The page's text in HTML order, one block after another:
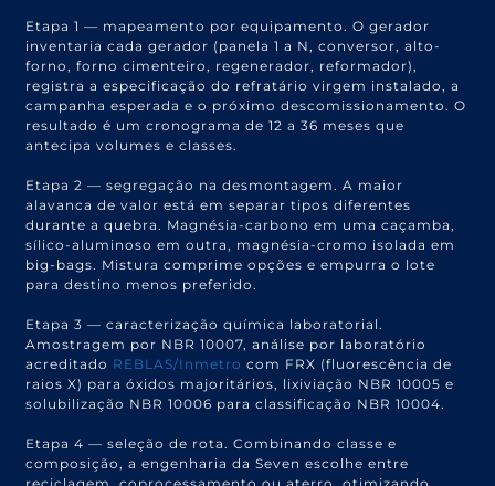
Etapa 1 — mapeamento por equipamento. O gerador
inventaria cada gerador (panela 1 a N, conversor, alto-
forno, forno cimenteiro, regenerador, reformador),
registra a especificação do refratário virgem instalado, a
campanha esperada e o próximo descomissionamento. O
resultado é um cronograma de 12 a 36 meses que
antecipa volumes e classes.
Etapa 2 — segregação na desmontagem. A maior
alavanca de valor está em separar tipos diferentes
durante a quebra. Magnésia-carbono em uma caçamba,
sílico-aluminoso em outra, magnésia-cromo isolada em
big-bags. Mistura comprime opções e empurra o lote
para destino menos preferido.
Etapa 3 — caracterização química laboratorial.
Amostragem por NBR 10007, análise por laboratório
acreditado REBLAS/Inmetro com FRX (fluorescência de
raios X) para óxidos majoritários, lixiviação NBR 10005 e
solubilização NBR 10006 para classificação NBR 10004.
Etapa 4 — seleção de rota. Combinando classe e
composição, a engenharia da Seven escolhe entre